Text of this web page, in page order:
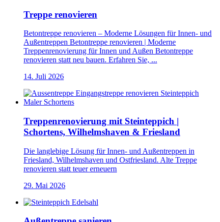
Treppe renovieren
Betontreppe renovieren – Moderne Lösungen für Innen- und
Außentreppen Betontreppe renovieren | Moderne
Treppenrenovierung für Innen und Außen Betontreppe
renovieren statt neu bauen. Erfahren Sie, ...
14. Juli 2026
Treppenrenovierung mit Steinteppich |
Schortens, Wilhelmshaven & Friesland
Die langlebige Lösung für Innen- und Außentreppen in
Friesland, Wilhelmshaven und Ostfriesland. Alte Treppe
renovieren statt teuer erneuern
29. Mai 2026